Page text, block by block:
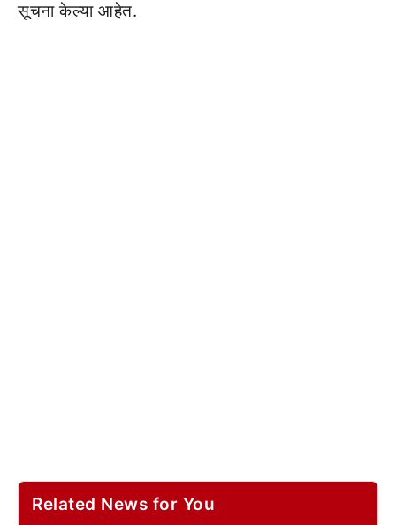
सूचना केल्या आहेत.
Related News for You